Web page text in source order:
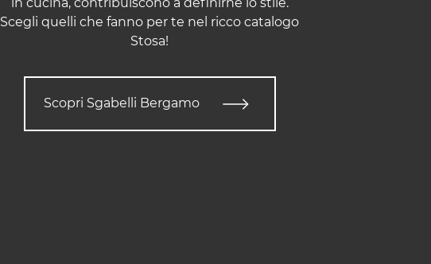
Scegli quelli che fanno per te nel ricco catalogo
Stosa!
Scopri Sgabelli Bergamo